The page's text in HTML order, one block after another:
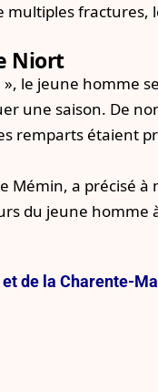
multiples
Niort
», le jeune homme
une saison. De
remparts étaient
Mémin, a précisé
du jeune homme
et de la Charente-